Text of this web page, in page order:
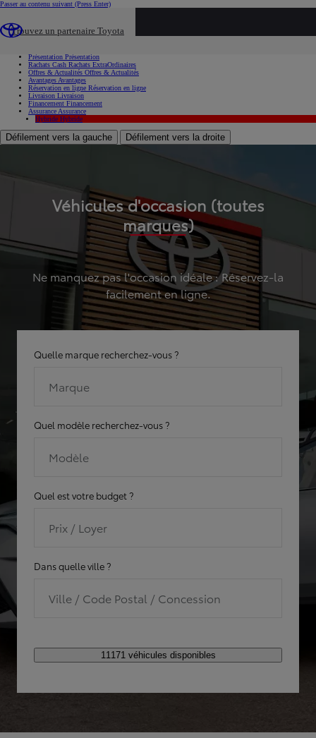
Passer au contenu suivant (Press Enter)
Trouvez un partenaire Toyota
Présentation Présentation
Rachats Cash Rachats ExtraOrdinaires
Offres & Actualités Offres & Actualités
Avantages Avantages
Réservation en ligne Réservation en ligne
Livraison Livraison
Financement Financement
Assurance Assurance
Hybride Hybride
Défilement vers la gauche Défilement vers la droite
Véhicules d'occasion (toutes
marques)
Ne manquez pas l'occasion idéale : Réservez-la
facilement en ligne.
Quelle marque recherchez-vous ?
Marque
Quel modèle recherchez-vous ?
Modèle
Quel est votre budget ?
Prix / Loyer
Dans quelle ville ?
Ville / Code Postal / Concession
11171 véhicules disponibles